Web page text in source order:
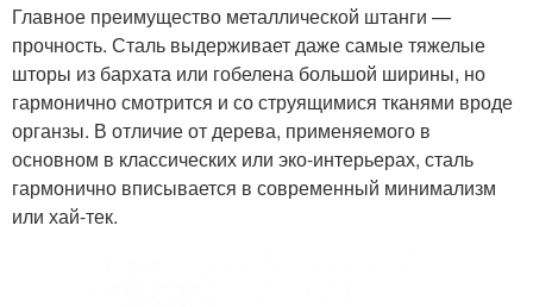
Главное преимущество металлической штанги —
прочность. Сталь выдерживает даже самые тяжелые
шторы из бархата или гобелена большой ширины, но
гармонично смотрится и со струящимися тканями вроде
органзы. В отличие от дерева, применяемого в
основном в классических или эко-интерьерах, сталь
гармонично вписывается в современный минимализм
или хай-тек.